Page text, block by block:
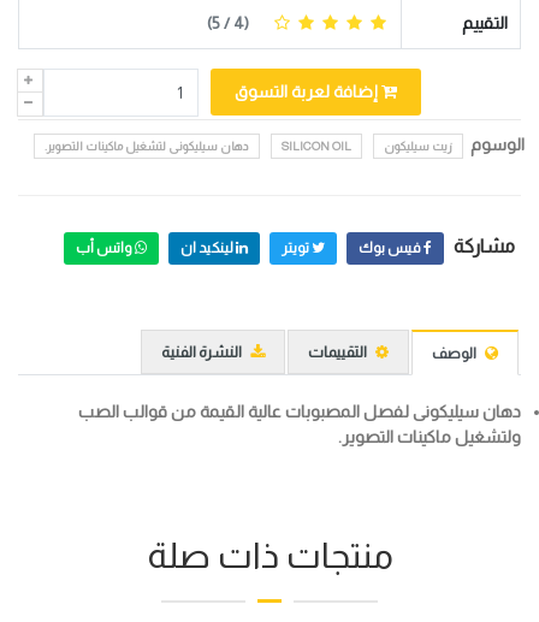
التقييم (
4
/ 5)
إضافة لعربة التسوق
الوسوم زيت سيليكون SILICON OIL دهان سيليكونى لتشغيل ماكينات التصوير.
مشاركة فيس بوك تويتر لينكيد ان واتس أب
الوصف التقييمات النشرة الفنية
دهان سيليكونى لفصل المصبوبات عالية القيمة من قوالب الصب
ولتشغيل ماكينات التصوير.
منتجات ذات صلة